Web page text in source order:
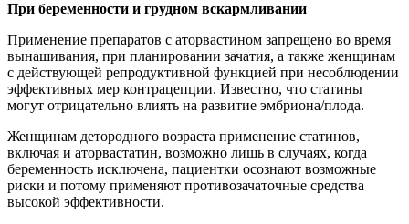
При беременности и грудном вскармливании
Применение препаратов с аторвастином запрещено во время
вынашивания, при планировании зачатия, а также женщинам
с действующей репродуктивной функцией при несоблюдении
эффективных мер контрацепции. Известно, что статины
могут отрицательно влиять на развитие эмбриона/плода.
Женщинам детородного возраста применение статинов,
включая и аторвастатин, возможно лишь в случаях, когда
беременность исключена, пациентки осознают возможные
риски и потому применяют противозачаточные средства
высокой эффективности.